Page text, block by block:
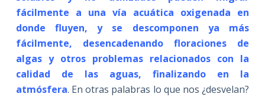
fácilmente a una vía acuática oxigenada en
donde fluyen, y se descomponen ya más
fácilmente, desencadenando floraciones de
algas y otros problemas relacionados con la
calidad de las aguas, finalizando en la
atmósfera. En otras palabras lo que nos ¿desvelan?